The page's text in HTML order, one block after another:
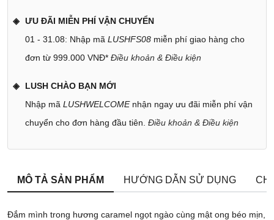
ƯU ĐÃI MIỄN PHÍ VẬN CHUYỂN
01 - 31.08: Nhập mã LUSHFS08 miễn phí giao hàng cho
đơn từ 999.000 VNĐ* Điều khoản & Điều kiện
LUSH CHÀO BẠN MỚI
Nhập mã LUSHWELCOMEnhận ngay ưu đãi miễn phí vận
chuyển cho đơn hàng đầu tiên. Điều khoản & Điều kiện
MÔ TẢ SẢN PHẨM HƯỚNG DẪN SỬ DỤNG
Đắm mình trong hương caramel ngọt ngào cùng mật ong béo mịn,